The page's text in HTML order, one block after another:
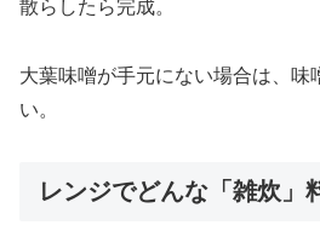
散らしたら完成。
大葉味噌が手元にない場合は、味
い。
レンジでどんな「雑炊」